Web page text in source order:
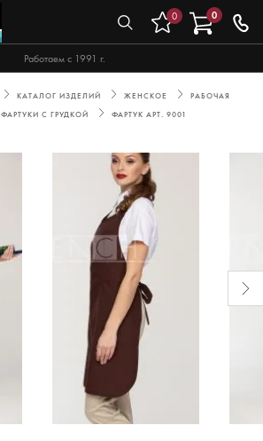
Работаем с 1991 г.
0 0
КАТАЛОГ ИЗДЕЛИЙ ЖЕНСКОЕ
РАБОЧАЯ
ФАРТУКИ С ГРУДКОЙ ФАРТУК АРТ. 9001